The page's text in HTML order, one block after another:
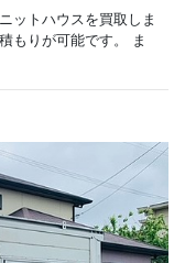
ットハウスを買取しま
もりが可能です。 ま